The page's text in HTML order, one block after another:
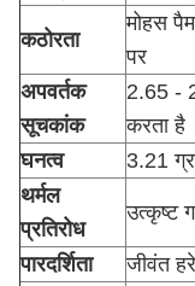
कठोरता
मोहस
पर
अपवर्तक
सूचकांक
2.65 -
करता है
घनत्व
3.21
थर्मल
प्रतिरोध
उत्कृष्ट
पारदर्शिता जीवंत